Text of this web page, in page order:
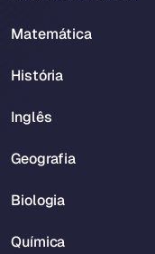
Matemática
História
Inglês
Geografia
Biologia
Química